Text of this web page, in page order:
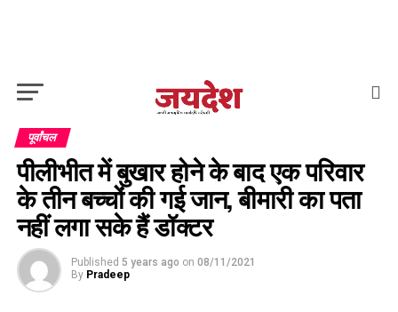
पूर्वांचल
पीलीभीत में बुखार होने के बाद एक परिवार
के तीन बच्चों की गई जान, बीमारी का पता
नहीं लगा सके हैं डॉक्टर
Published 5 years ago on 08/11/2021
By Pradeep